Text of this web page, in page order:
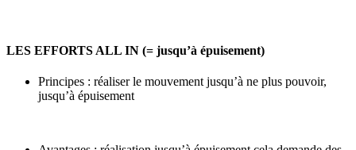
LES EFFORTS ALL IN (= jusqu’à épuisement)
Principes : réaliser le mouvement jusqu’à ne plus pouvoir,
jusqu’à épuisement